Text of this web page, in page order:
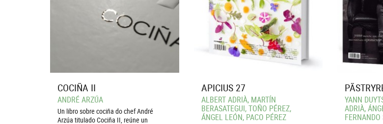
COCIÑA II
ANDRÉ ARZÚA
Un libro sobre cociña do chef André
Arzúa titulado Cociña II, reúne un
APICIUS 27
ALBERT ADRIÀ, MARTÍN
BERASATEGUI, TOÑO PÉREZ,
ÁNGEL LEÓN, PACO PÉREZ
YANN
ADRIÀ,
FERNANDO